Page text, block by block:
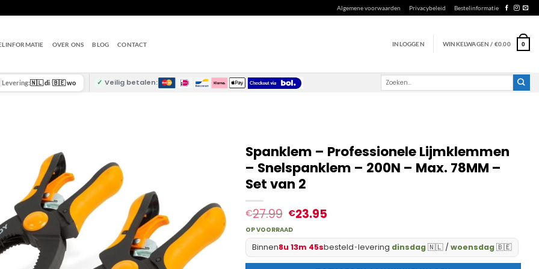
Algemene voorwaarden Privacybeleid Bestelinformatie
OVER ONS BLOG CONTACT INLOGGEN WINKELWAGEN / €0.00 0
Levering:🇳🇱 di/🇧🇪 wo ✓ Veilig betalen:
Zoeken
Spanklem – Professionele Lijmklemmen
– Snelspanklem – 200N – Max. 78MM –
Set van 2
€27.99 €23.95
OP VOORRAAD
Binnen8u 13m 44sbesteld•levering dinsdag🇳🇱 /woensdag🇧🇪